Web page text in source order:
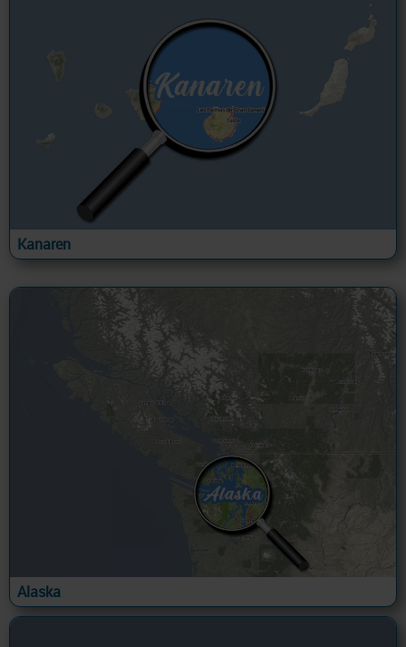
Kanaren
Alaska